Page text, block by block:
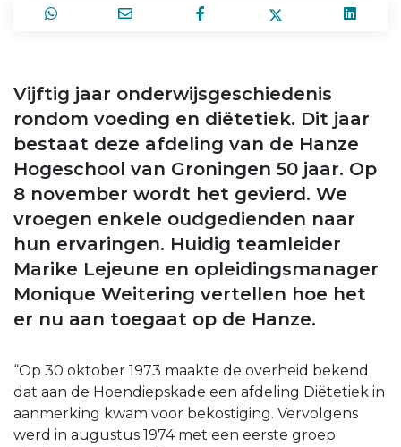
Vijftig jaar onderwijsgeschiedenis
rondom voeding en diëtetiek. Dit jaar
bestaat deze afdeling van de Hanze
Hogeschool van Groningen 50 jaar. Op
8 november wordt het gevierd. We
vroegen enkele oudgedienden naar
hun ervaringen. Huidig teamleider
Marike Lejeune en opleidingsmanager
Monique Weitering vertellen hoe het
er nu aan toegaat op de Hanze.
“Op 30 oktober 1973 maakte de overheid bekend
dat aan de Hoendiepskade een afdeling Diëtetiek in
aanmerking kwam voor bekostiging. Vervolgens
werd in augustus 1974 met een eerste groep